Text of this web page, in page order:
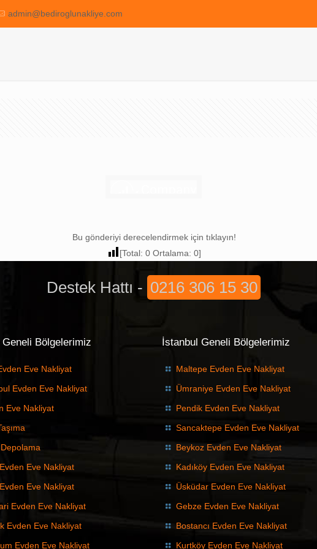
admin@bediroglunakliye.com
Bu gönderiyi derecelendirmek için tıklayın!
[Total: 0Ortalama: 0]
Destek Hattı - 0216 306 15 30
Bölgelerimiz
Eve Nakliyat
Evden Eve Nakliyat
Eve Nakliyat
Eve Nakliyat
Eve Nakliyat
Evden Eve Nakliyat
Evden Eve Nakliyat
Evden Eve Nakliyat
İstanbul Geneli Bölgelerimiz
Maltepe Evden Eve Nakliyat
Ümraniye Evden Eve Nakliyat
Pendik Evden Eve Nakliyat
Sancaktepe Evden Eve Nakliyat
Beykoz Evden Eve Nakliyat
Kadıköy Evden Eve Nakliyat
Üsküdar Evden Eve Nakliyat
Gebze Evden Eve Nakliyat
Bostancı Evden Eve Nakliyat
Kurtköy Evden Eve Nakliyat